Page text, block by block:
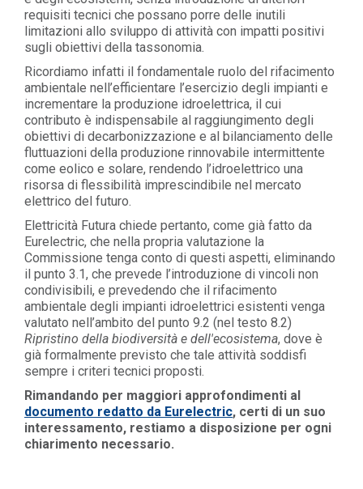
requisiti tecnici che possano porre delle inutili
limitazioni allo sviluppo di attività con impatti positivi
sugli obiettivi della tassonomia.
Ricordiamo infatti il fondamentale ruolo del rifacimento
ambientale nell’efficientare l’esercizio degli impianti e
incrementare la produzione idroelettrica, il cui
contributo è indispensabile al raggiungimento degli
obiettivi di decarbonizzazione e al bilanciamento delle
fluttuazioni della produzione rinnovabile intermittente
come eolico e solare, rendendo l’idroelettrico una
risorsa di flessibilità imprescindibile nel mercato
elettrico del futuro.
Elettricità Futura chiede pertanto, come già fatto da
Eurelectric, che nella propria valutazione la
Commissione tenga conto di questi aspetti, eliminando
il punto 3.1, che prevede l’introduzione di vincoli non
condivisibili, e prevedendo che il rifacimento
ambientale degli impianti idroelettrici esistenti venga
valutato nell’ambito del punto 9.2 (nel testo 8.2)
Ripristino della biodiversità e dell'ecosistema, dove è
già formalmente previsto che tale attività soddisfi
sempre i criteri tecnici proposti.
Rimandando per maggiori approfondimenti al
documento redatto da Eurelectric, certi di un suo
interessamento, restiamo a disposizione per ogni
chiarimento necessario.